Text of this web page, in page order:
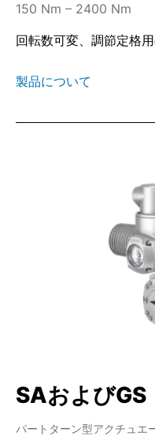
150 Nm – 2400 Nm
回転数可変、調節定格
製品について
SAおよびGS
パートターン型アクチュエ